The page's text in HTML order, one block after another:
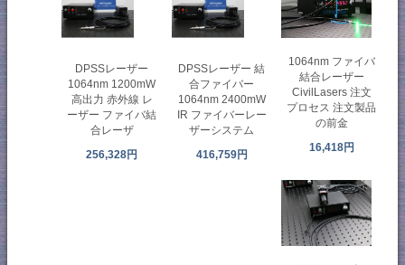
DPSSレーザー
1064nm 1200mW
高出力 赤外線 レ
ーザー ファイバ結
合レーザ
256,328円
DPSSレーザー 結
合ファイバー
1064nm 2400mW
IR ファイバーレー
ザーシステム
416,759円
1064nm ファイバ
結合レーザー
CivilLasers 注文
プロセス 注文製品
の前金
16,418円